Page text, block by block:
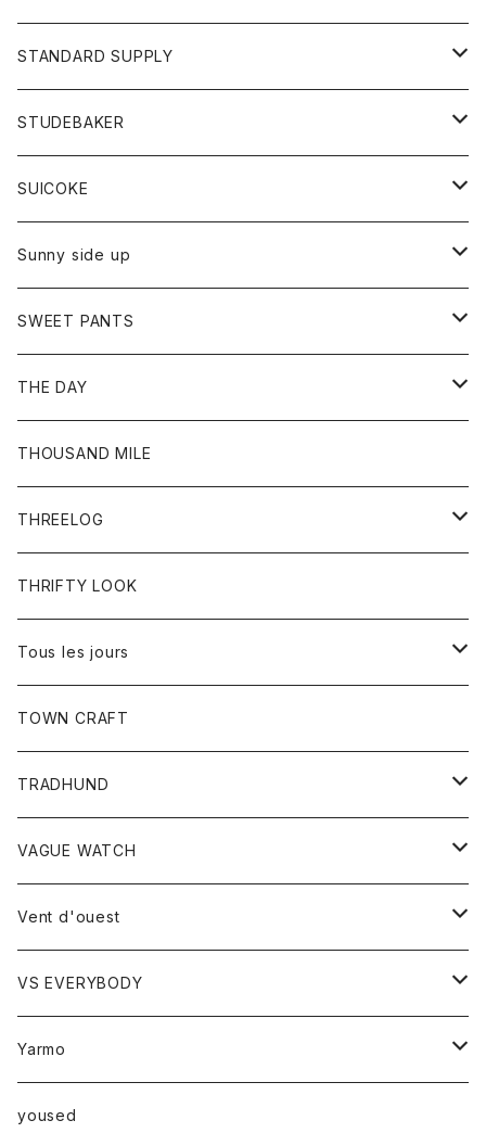
スカート
スカート
Tシャツ
アクセサリー
バック
カットソー
カーディガン
ボトム
ショートパンツ
パンツ
レディース
カットソー
カーディガン
ワンピース
コート
ベスト
トップス
カットソー
ボトム
パンツ
オーバーオール
STANDARD SUPPLY
財布
バッグ
STUDEBAKER
アクセサリー
ブレスレット
リング
SUICOKE
ブーツ
サンダル
Sunny side up
アウター
Ｇジャン
ボトム
ジーンズ
SWEET PANTS
ボトム
ショートパンツ
THE DAY
トップス
Tシャツ
THOUSAND MILE
THREELOG
トップス
Tシャツ
THRIFTY LOOK
Tous les jours
トップス
レディース
カットソー
TOWN CRAFT
TRADHUND
セーター
ベスト
VAGUE WATCH
時計
Vent d'ouest
ボトム
スカート
トップス
ベスト
VS EVERYBODY
トップス
Ｔシャツ
Yarmo
アウター
yoused